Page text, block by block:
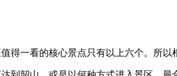
得一看的核心景点只有以上六个。所以